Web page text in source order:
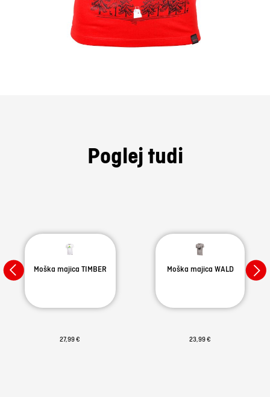
Poglej tudi
Moška majica TIMBER
27,99 €
Moška majica WALD
23,99 €